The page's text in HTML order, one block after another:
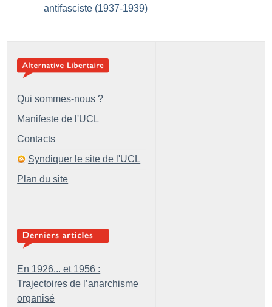
antifasciste (1937-1939)
Qui sommes-nous ?
Manifeste de l'UCL
Contacts
Syndiquer le site de l'UCL
Plan du site
En 1926... et 1956 :
Trajectoires de l’anarchisme
organisé